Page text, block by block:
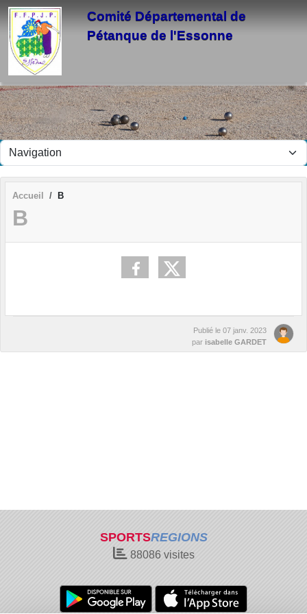
Comité Départemental de
Pétanque de l'Essonne
Accueil B
B
Publié le 07 janv. 2023
par isabelle GARDET
SPORTSREGIONS
88086visites
Panneau de gestion des cookies